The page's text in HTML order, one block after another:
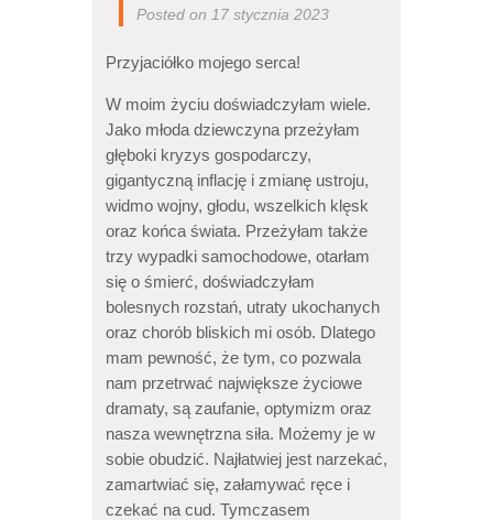
Posted on 17 stycznia 2023
Przyjaciółko mojego serca!
W moim życiu doświadczyłam wiele.
Jako młoda dziewczyna przeżyłam
głęboki kryzys gospodarczy,
gigantyczną inflację i zmianę ustroju,
widmo wojny, głodu, wszelkich klęsk
oraz końca świata. Przeżyłam także
trzy wypadki samochodowe, otarłam
się o śmierć, doświadczyłam
bolesnych rozstań, utraty ukochanych
oraz chorób bliskich mi osób. Dlatego
mam pewność, że tym, co pozwala
nam przetrwać największe życiowe
dramaty, są zaufanie, optymizm oraz
nasza wewnętrzna siła. Możemy je w
sobie obudzić. Najłatwiej jest narzekać,
zamartwiać się, załamywać ręce i
czekać na cud. Tymczasem